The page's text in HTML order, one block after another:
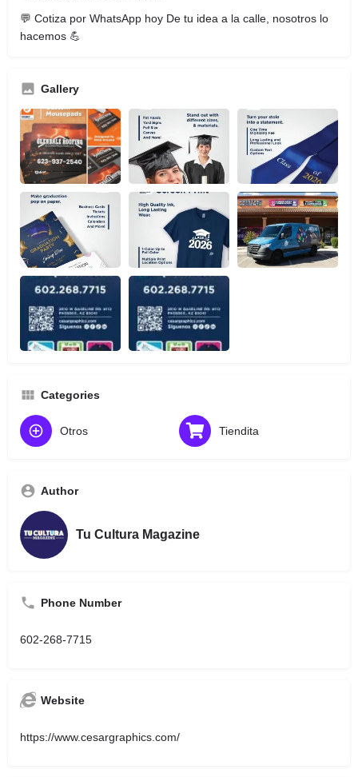
💬 Cotiza por WhatsApp hoy De tu idea a la calle, nosotros lo
hacemos 💪
Gallery
Categories
Otros Tiendita
Author
Tu Cultura Magazine
Phone Number
602-268-7715
Website
https://www.cesargraphics.com/